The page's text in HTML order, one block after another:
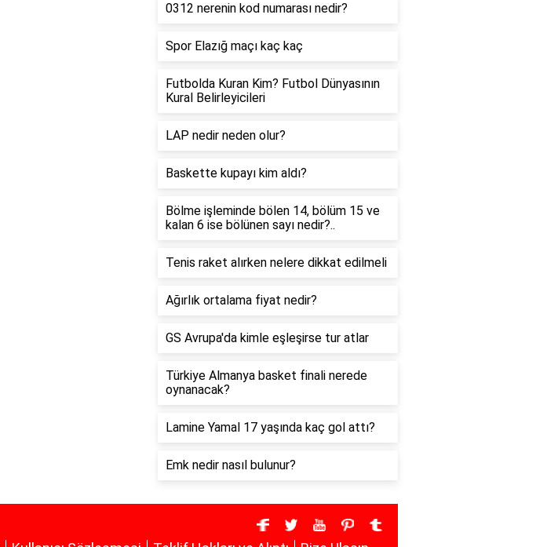
0312 nerenin kod numarası nedir?
Spor Elazığ maçı kaç kaç
Futbolda Kuran Kim? Futbol Dünyasının
Kural Belirleyicileri
LAP nedir neden olur?
Baskette kupayı kim aldı?
Bölme işleminde bölen 14, bölüm 15 ve
kalan 6 ise bölünen sayı nedir?..
Tenis raket alırken nelere dikkat edilmeli
Ağırlık ortalama fiyat nedir?
GS Avrupa'da kimle eşleşirse tur atlar
Türkiye Almanya basket finali nerede
oynanacak?
Lamine Yamal 17 yaşında kaç gol attı?
Emk nedir nasıl bulunur?